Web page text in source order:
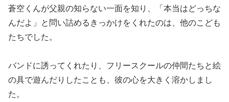
蒼空くんが父親の知らない一面を知り、「本当はどっちな
んだよ」と問い詰めるきっかけをくれたのは、他のこども
たちでした。
バンドに誘ってくれたり、フリースクールの仲間たちと絵
の具で遊んだりしたことも、彼の心を大きく溶かしまし
た。